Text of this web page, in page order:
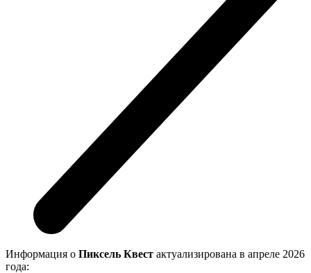
Информация о Пиксель Квест актуализирована в апреле 2026
года: